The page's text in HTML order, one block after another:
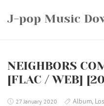
J-pop Music
NEIGHBORS
[FLAC / WEB]
27 January 2020 Album,